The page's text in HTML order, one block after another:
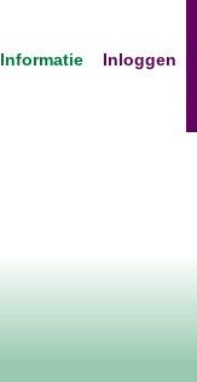
Informatie Inloggen